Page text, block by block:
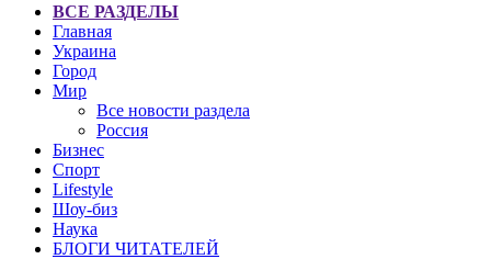
ВСЕ РАЗДЕЛЫ
Главная
Украина
Город
Мир
Все новости раздела
Россия
Бизнес
Спорт
Lifestyle
Шоу-биз
Наука
БЛОГИ ЧИТАТЕЛЕЙ